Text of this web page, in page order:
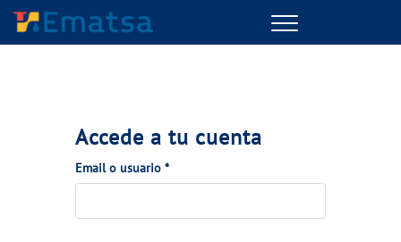
Menu
Accede a tu cuenta
Email o usuario *(Obligatorio)